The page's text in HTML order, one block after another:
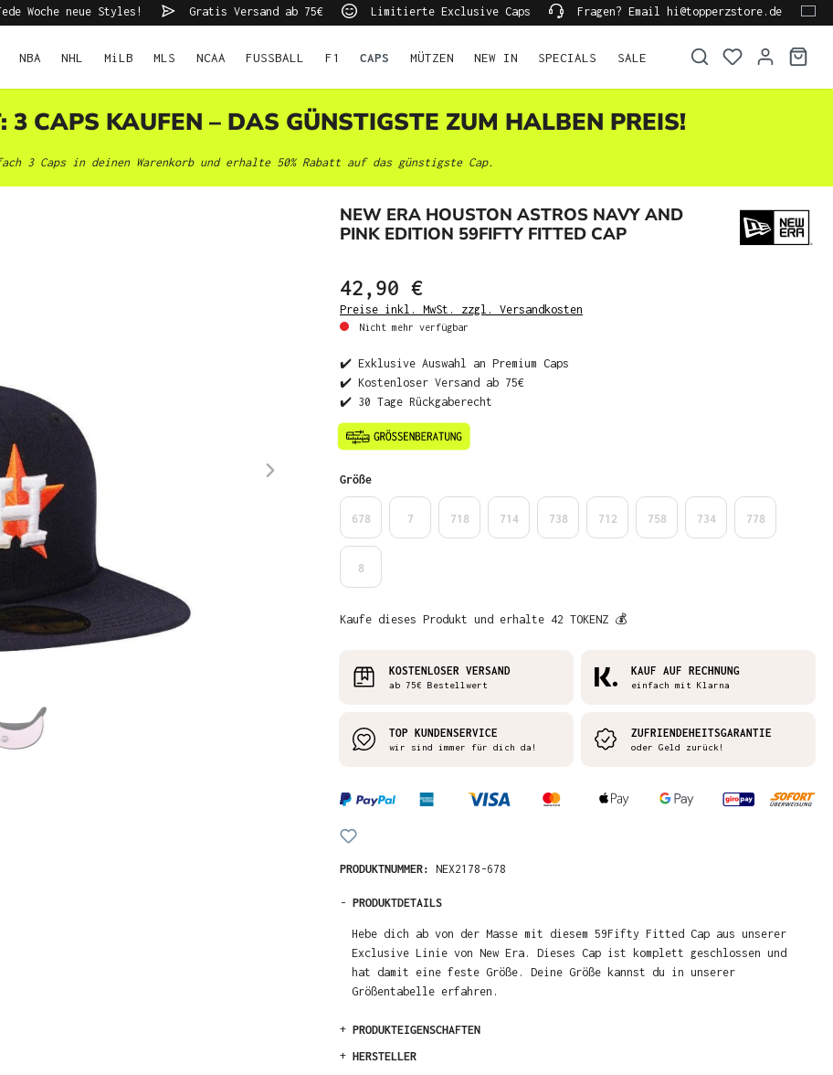
Woche neue Styles! Gratis Versand ab 75€ Limitierte Exclusive Caps Fragen? Email hi@topperzstore.de
NBA NHL MiLB MLS NCAA FUSSBALL F1 CAPS MÜTZEN NEW IN SPECIALS SALE
3 CAPS KAUFEN – DAS GÜNSTIGSTE ZUM HALBEN PREIS!
3 Caps in deinen Warenkorb und erhalte 50% Rabatt auf das günstigste Cap.
NEW ERA HOUSTON ASTROS NAVY AND
PINK EDITION 59FIFTY FITTED CAP
42,90 €
Preise inkl. MwSt. zzgl. Versandkosten
Nicht mehr verfügbar
✔️ Exklusive Auswahl an Premium Caps
✔️ Kostenloser Versand ab 75€
✔️ 30 Tage Rückgaberecht
Größeauswählen
678 7 718 714 738 712 758 734 778
8
Kaufe dieses Produkt und erhalte 42 TOKENZ 💰
KOSTENLOSER VERSAND
ab 75€ Bestellwert
KAUF AUF RECHNUNG
einfach mit Klarna
TOP KUNDENSERVICE
wir sind immer für dich da!
ZUFRIENDEHEITSGARANTIE
oder Geld zurück!
PRODUKTNUMMER: NEX2178-678
- PRODUKTDETAILS
Hebe dich ab von der Masse mit diesem 59Fifty Fitted Cap aus unserer
Exclusive Linie von New Era. Dieses Cap ist komplett geschlossen und
hat damit eine feste Größe. Deine Größe kannst du in unserer
Größentabelle erfahren.
+ PRODUKTEIGENSCHAFTEN
+ HERSTELLER